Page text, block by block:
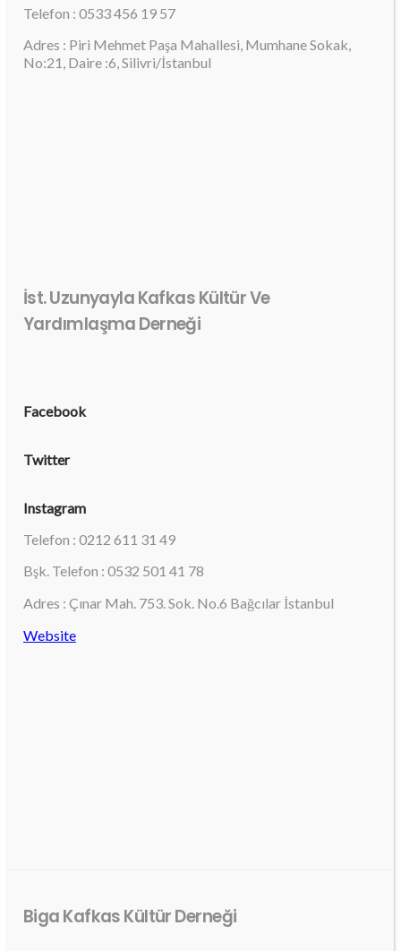
Telefon : 0533 456 19 57
Adres : Piri Mehmet Paşa Mahallesi, Mumhane Sokak,
No:21, Daire :6, Silivri/İstanbul
İst. Uzunyayla Kafkas Kültür Ve
Yardımlaşma Derneği
Facebook
Twitter
Instagram
Telefon : 0212 611 31 49
Bşk. Telefon : 0532 501 41 78
Adres : Çınar Mah. 753. Sok. No.6 Bağcılar İstanbul
Website
Biga Kafkas Kültür Derneği